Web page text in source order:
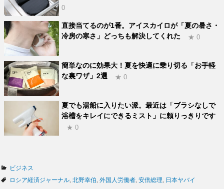
0
直接当てるのが1番。アイスカイロが「夏の暑さ・
冷房の寒さ」どっちも解決してくれた
★ 0
簡単なのに効果大！夏を快適に乗り切る「お手軽
な裏ワザ」2選
★ 0
夏でも湯船に入りたい派。最近は「ブラシなしで
浴槽をキレイにできるミスト」に頼りっきりです
★ 0
カ
テ
ビジネス
タ
ロシア経済ジャーナル 北野幸伯 外国人労働者 安倍総理 日本ヤバイ